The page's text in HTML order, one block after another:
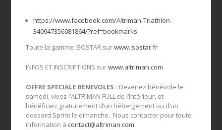
https://www.facebook.com/Altriman-Triathlon-
340947356081864/?ref=bookmarks
Toute la gamme ISOSTAR surwww.isostar.fr
INFOS ET INSCRIPTIONS surwww.altriman.com
OFFRE SPECIALE BENEVOLES : Devenez bénévole le
samedi, vivez l’ALTRIMAN FULL de l’intérieur, et
bénéficiez gratuitement d’un hébergement ou d’un
dossard Sprint le dimanche. Nous contacter pour toute
information à contact@altriman.com